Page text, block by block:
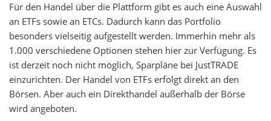
Für den Handel über die Plattform gibt es auch eine Auswahl
an ETFs sowie an ETCs. Dadurch kann das Portfolio
besonders vielseitig aufgestellt werden. Immerhin mehr als
1.000 verschiedene Optionen stehen hier zur Verfügung. Es
ist derzeit noch nicht möglich, Sparpläne bei JustTRADE
einzurichten. Der Handel von ETFs erfolgt direkt an den
Börsen. Aber auch ein Direkthandel außerhalb der Börse
wird angeboten.